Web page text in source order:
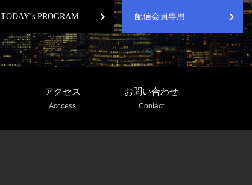
TODAY’s PROGRAM chevron_right 配信会員専用 chevron_right
アクセス
Acccess
お問い合わせ
Contact